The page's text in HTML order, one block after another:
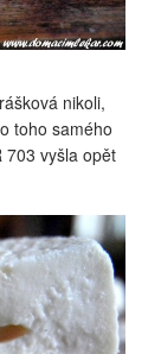
nikoli,
toho samého
vyšla opět